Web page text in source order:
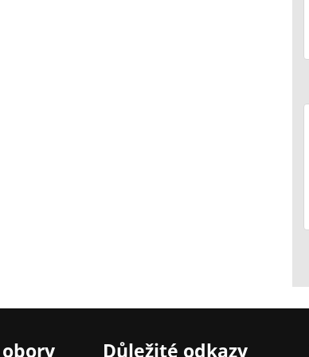
Důležité odkazy